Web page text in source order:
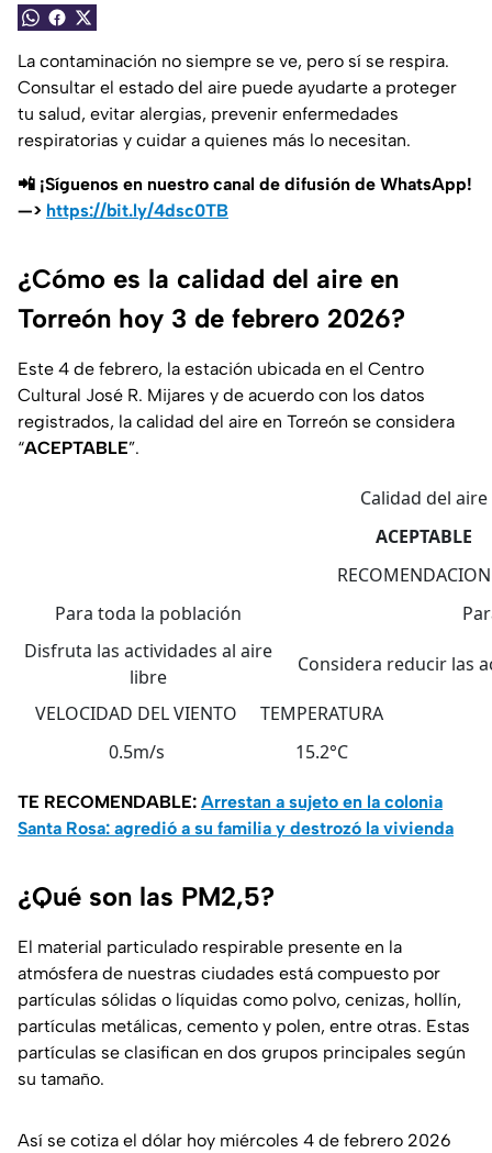
La contaminación no siempre se ve, pero sí se respira.
Consultar el estado del aire puede ayudarte a proteger
tu salud, evitar alergias, prevenir enfermedades
respiratorias y cuidar a quienes más lo necesitan.
📲 ¡Síguenos en nuestro canal de difusión de WhatsApp!
—> https://bit.ly/4dsc0TB
¿Cómo es la calidad del aire en
Torreón hoy 3 de febrero 2026?
Este 4 de febrero, la estación ubicada en el Centro
Cultural José R. Mijares y de acuerdo con los datos
registrados, la calidad del aire en Torreón se considera
“ACEPTABLE”.
Calidad del aire
ACEPTABLE
Para toda la población
Disfruta las actividades al aire
libre
Considera reducir las
VELOCIDAD DEL VIENTO
TEMPERATURA
0.5m/s
15.2°C
TE RECOMENDABLE: Arrestan a sujeto en la colonia
Santa Rosa: agredió a su familia y destrozó la vivienda
¿Qué son las PM2,5?
El material particulado respirable presente en la
atmósfera de nuestras ciudades está compuesto por
partículas sólidas o líquidas como polvo, cenizas, hollín,
partículas metálicas, cemento y polen, entre otras. Estas
partículas se clasifican en dos grupos principales según
su tamaño.
Así se cotiza el dólar hoy miércoles 4 de febrero 2026